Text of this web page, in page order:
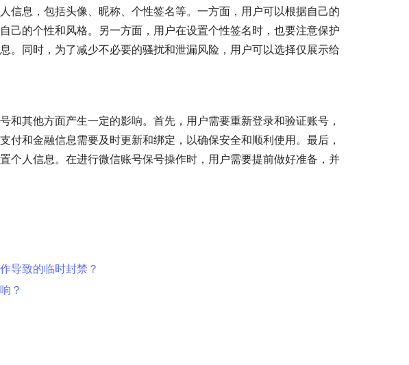
信息，包括头像、昵称、个性签名等。一方面，用户可以根据自己的
己的个性和风格。另一方面，用户在设置个性签名时，也要注意保护
。同时，为了减少不必要的骚扰和泄漏风险，用户可以选择仅展示给
和其他方面产生一定的影响。首先，用户需要重新登录和验证账号，
付和金融信息需要及时更新和绑定，以确保安全和顺利使用。最后，
个人信息。在进行微信账号保号操作时，用户需要提前做好准备，并
导致的临时封禁？
？